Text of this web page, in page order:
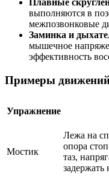
Плавные
выполняются в
межпозвонковые
Заминка и
мышечное
эффективность
Примеры
Упражнение
Мостик
Лежа на
опора
таз,
задержать